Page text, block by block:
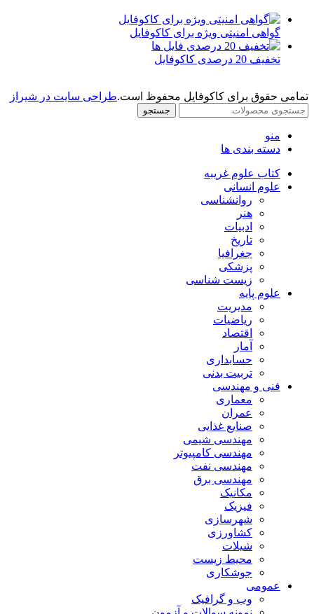
گواهی امنیتی ویژه برای کاکوفایل
تخفیف 20 درصدی کاکوفایل
تمامی حقوق برای کاکوفایل محفوظ است.طراحی سایت در شیراز
جستجو
منو
دسته بندی ها
کتاب علوم غریبه
علوم انسانی
روانشناسی
هنر
ادبیات
تاریخ
جغرافیا
پزشکی
زیست شناسی
علوم پایه
مدیریت
ریاضیات
اقتصاد
آمار
حسابداری
تربیت بدنی
فنی و مهندسی
معماری
عمران
صنایع غذایی
مهندسی شیمی
مهندسی کامپیوتر
مهندسی نفت
مهندسی برق
مکانیک
فیزیک
شهرسازی
کشاورزی
شیلات
محیط زیست
جوشکاری
عمومی
وب و گرافیک